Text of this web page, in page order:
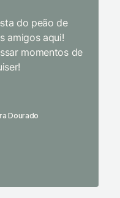
do peão de
amigos aqui!
momentos de
Dourado